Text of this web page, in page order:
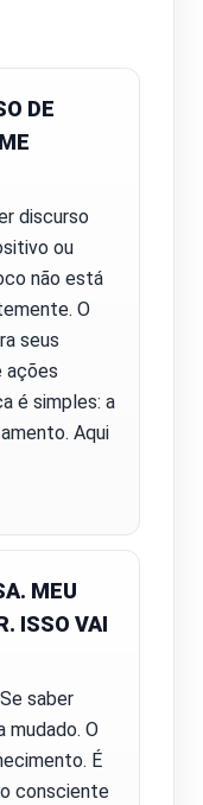
DE
discurso
ou
não está
O
seus
ações
é simples: a
Aqui
MEU
ISSO VAI
saber
mudado. O
É
consciente